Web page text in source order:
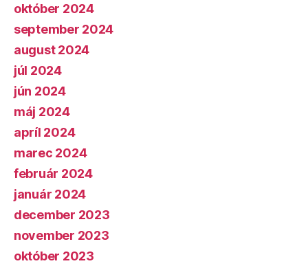
október 2024
september 2024
august 2024
júl 2024
jún 2024
máj 2024
apríl 2024
marec 2024
február 2024
január 2024
december 2023
november 2023
október 2023